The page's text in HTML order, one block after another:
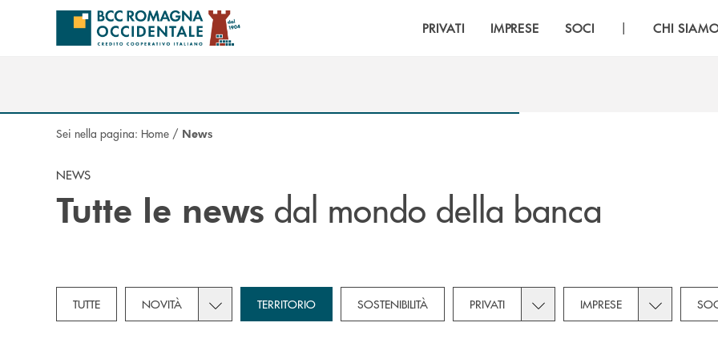
Salta al contenuto principale
PRIVATI IMPRESE SOCI | CHI
Sei nella pagina: Home / News
NEWS
Tutte le news dal mondo della banca
TUTTE NOVITÀ Toggle subcategories dropdown for Novità
TERRITORIO SOSTENIBILITÀ PRIVATI Toggle subcategories dropdown
IMPRESE Toggle